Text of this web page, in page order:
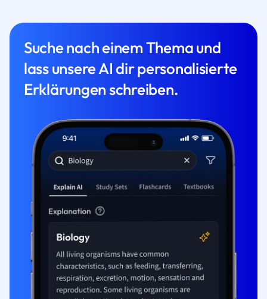
Suche nach einem Thema und
lass unsere AI dir personalisierte
Erklärungen schreiben.